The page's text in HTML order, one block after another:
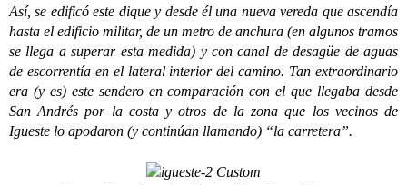
Así, se edificó este dique y desde él una nueva vereda que ascendía
hasta el edificio militar, de un metro de anchura (en algunos tramos
se llega a superar esta medida) y con canal de desagüe de aguas
de escorrentía en el lateral interior del camino. Tan extraordinario
era (y es) este sendero en comparación con el que llegaba desde
San Andrés por la costa y otros de la zona que los vecinos de
Igueste lo apodaron (y continúan llamando) “la carretera”.